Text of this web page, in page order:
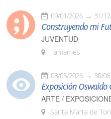
09/01/2026 31/
Construyendo mi
JUVENTUD
Tamames
08/05/2026 30/
Exposición Oswaldo
ARTE /
Santa Marta de